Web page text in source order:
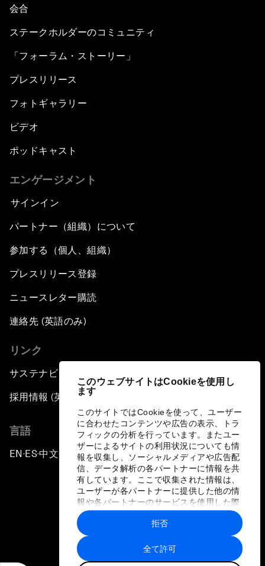
このウェブサイトはCookieを使用し
ます
このサイトではCookieを使って、ユーザー
に合わせたコンテンツや広告の表示、トラ
フィックの分析を行っています。またユー
ザーによるサイトの利用状況についても情
報を収集し、ソーシャルメディアや広告配
信、データ解析の各パートナーに情報を共
有しています。ここで収集された情報は、
ユーザーが各パートナーに提供した他の情
報や各パートナーのサービスを使用した際
に収集された情報と組み合わされ、各パー
トナーによって使用されることがありま
す。
全て許可
拒否
会合
ステークホルダーのコミュニティ
「フォーラム・ストーリー」
プレスリリース
フォトギャラリー
ビデオ
ポッドキャスト
エンゲージメント
サインイン
パートナー（組織）について
参加する（個人、組織）
プレスリリース登録
ニュースレター購読
連絡先 (英語のみ)
リンク
サステナビリティへの取り組み
採用情報 (英語のみ)
言語
EN ▪ES▪中文▪ 日本語
プライバシーポリシーと利用規約
サイトマップ